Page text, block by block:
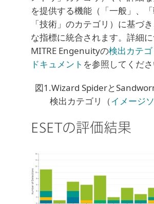
を提供する機能（「一般」、「
「技術」のカテゴリ）に基づ
な指標に統合されます。詳細に
MITRE Engenuityの検出カテ
ドキュメント を参照してくださ
図1.Wizard Spiderと
検出カテゴリ（イメージ
ESETの評価結果